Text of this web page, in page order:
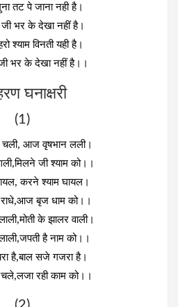
तट पे जाना नही है।
जी भर के देखा नहीं है।
श्याम विनती यही है।
भर के देखा नहीं है।।
घनाक्षरी
(1)
आज वृषभान लली।
जी श्याम को।।
करने श्याम घायल।
राधे,आज बृज धाम को।।
के झालर वाली।
है नाम को।।
है,बाल सजे गजरा है।
चले,लजा रही काम को।।